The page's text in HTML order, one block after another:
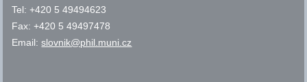
Tel: +420 5 49494623
Fax: +420 5 49497478
Email:slovnik@phil.muni.cz